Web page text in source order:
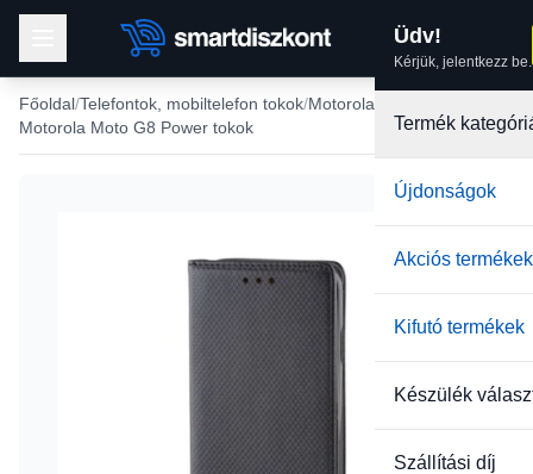
Üdv!
Kérjük, jelentkezz be.
Termék
Újdonságok
Akciós termékek
Kifutó termékek
Készülék
Szállítási díj
Főoldal Telefontok, mobiltelefon tokok Motorola tokok
Motorola Moto G8 Power tokok